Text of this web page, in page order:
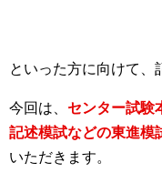
といった方に向けて、
今回は、 センター試験
記述模試などの東進模
いただきます。